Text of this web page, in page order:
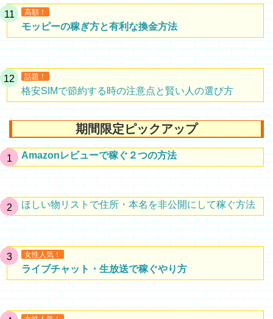
高額！
モッピーの稼ぎ方と有利な換金方法
話題！
格安SIMで節約する時の注意点と賢い人の選び方
期間限定ピックアップ
Amazonレビューで稼ぐ２つの方法
ほしい物リストで住所・本名を非公開にして稼ぐ方法
女性人気！
ライブチャット・生放送で稼ぐやり方